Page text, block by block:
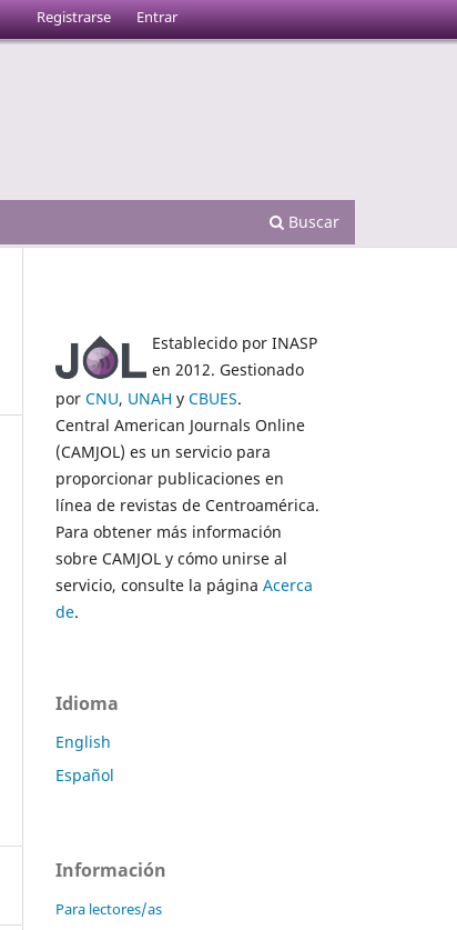
Buscar
Registrarse Entrar
Establecido por INASP
en 2012. Gestionado
por CNU, UNAH y CBUES.
Central American Journals Online
(CAMJOL) es un servicio para
proporcionar publicaciones en
línea de revistas de Centroamérica.
Para obtener más información
sobre CAMJOL y cómo unirse al
servicio, consulte la página Acerca
de.
Idioma
English
Español
Información
Para lectores/as